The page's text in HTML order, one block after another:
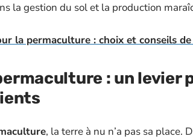
la gestion du sol et la production
la permaculture : choix et conseils
: un levier
, la terre à nu n’a pas sa place.